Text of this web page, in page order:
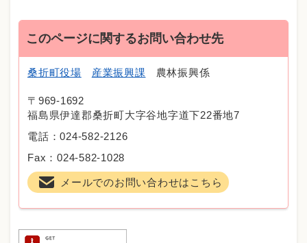
このページに関するお問い合わせ先
桑折町役場 産業振興課 農林振興係
〒969-1692
福島県伊達郡桑折町大字谷地字道下22番地7
電話：024-582-2126
Fax：024-582-1028
メールでのお問い合わせはこちら